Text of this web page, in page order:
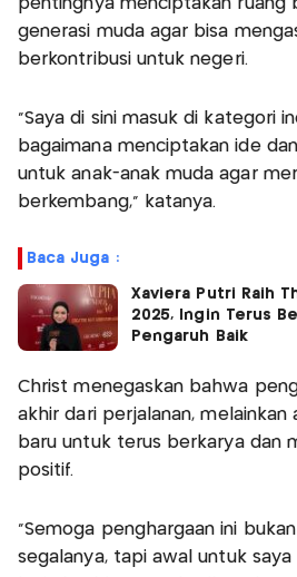
pentingnya menciptakan ruang
generasi muda agar bisa
berkontribusi untuk negeri.
“Saya di sini masuk di kategori
bagaimana menciptakan ide
untuk anak-anak muda agar
berkembang,” katanya.
Baca Juga :
Xaviera Putri Raih
2025, Ingin Terus
Pengaruh Baik
Christ menegaskan bahwa
akhir dari perjalanan, melainkan
baru untuk terus berkarya dan
positif.
“Semoga penghargaan ini
segalanya, tapi awal untuk